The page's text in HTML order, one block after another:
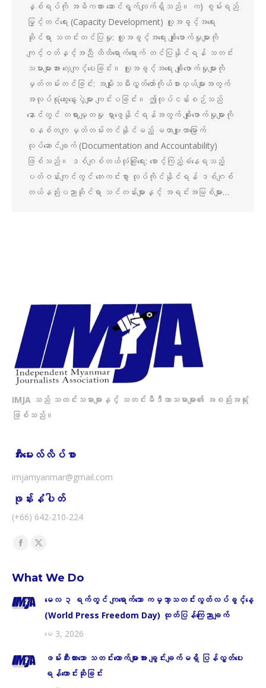
နှစ်ရပ်ကို အဓိကထား ဆောင်ရွက်လျက်ရှိသည်။ က) စွမ်းရည်
မြှင့်တင်ရေး (Capacity Development) လူ့အခွင့်အရေး
ဆိုင်ရာ သတင်းတင်ပြမှု: လူ့အခွင့်အရေး ချိုးဖောက်မှုများကို
ကျင့်ဝတ်နှင့်အညီ ထိထိရောက်ရောက် တင်ပြနိုင်ရန် သတင်း
သမားများအား လေ့ကျင့်ပေးခြင်း။ လူ့အခွင့်အရေး ချိုးဖောက်မှုများကို
မှတ်တမ်းတင်ခြင်း: အမျိုးသမီးလွှတ်တော်ကိုယ်စားလှယ်များအတွက်
အလုပ်ရုံဆွေးနွေးပွဲများ ကျင်းပခြင်း။ ဤလုပ်ငန်းစဉ်သည်
နောင်တွင် တရားမျှတမှု ရှာဖွေနိုင်ရန်အတွက် ချိုးဖောက်မှုများကို
စနစ်တကျ မှတ်တမ်းတင်နိုင်မည့် မဟာဗျူဟာမြောက်
လုပ်ဆောင်ချက် (Documentation and Accountability)
ဖြစ်သည်။ ဒစ်ဂျစ်တယ်လုံခြုံရေး: စောင့်ကြည့်ခံနေရသည့်
ပတ်ဝန်းကျင်တွင် ဘေးကင်းစွာ လုပ်ကိုင်နိုင်ရန် ဒစ်ဂျစ်
တယ်နည်းပညာဆိုင်ရာ သင်တန်းများနှင့် အရင်းအမြစ်များ…
IMJA သည် သတင်းသမားများနှင့် သတင်းမီဒီယာသမားများ၏ အစည်းအရုံး
ဖြစ်သည်။
အီးမေးလ်လိပ်စာ
imjamyanmar@gmail.com
ဖုန်းနံပါတ်
(+66) 642-210-224
Find us on:
Facebook
opens
in
new
X
opens
new
What We Do
မေလ ၃ ရက်တွင် ကျရောက်သော ကမ္ဘာ့သတင်းလွတ်လပ်ခွင့်နေ့
(World Press Freedom Day) ထုတ်ပြန်ကြေညာချက်
မေ 3, 2026
ဖမ်းဆီးထားသော သတင်းထောက်များအား ချွင်းချက်မရှိ ပြန်လွှတ်ပေး
ရန်တောင်းဆိုခြင်း